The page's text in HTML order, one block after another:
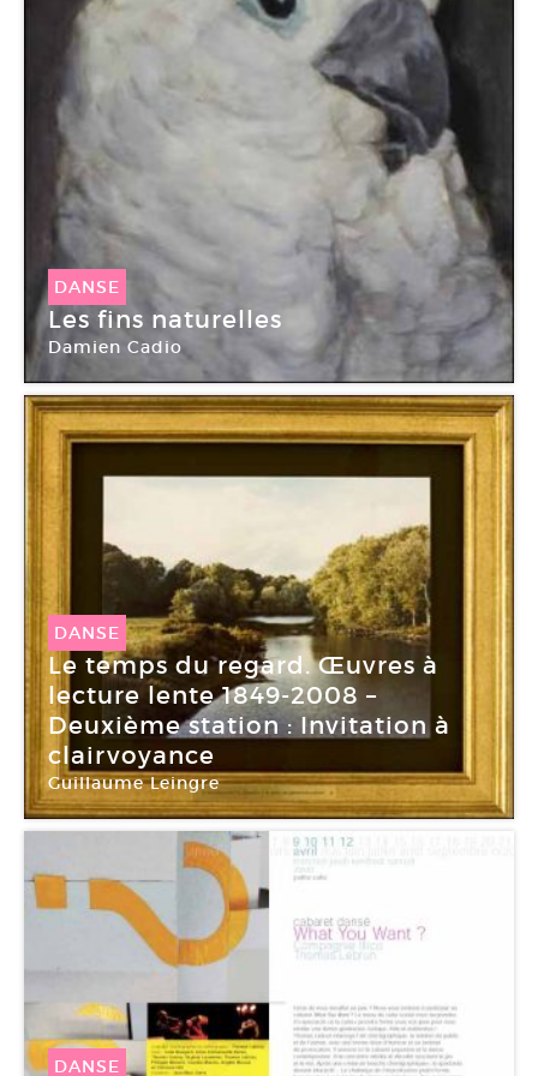
DANSE
Les fins naturelles
Damien Cadio
DANSE
Le temps du regard. Œuvres à
lecture lente 1849-2008 –
Deuxième station : Invitation à
clairvoyance
Guillaume Leingre
DANSE